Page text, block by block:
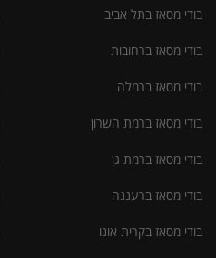
בודי מסאז בתל אביב
בודי מסאז ברחובות
בודי מסאז ברמלה
בודי מסאז ברמת השרון
בודי מסאז ברמת גן
בודי מסאז ברעננה
בודי מסאז בקרית אונו